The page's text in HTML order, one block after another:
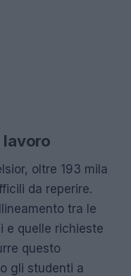
lavoro
oltre 193 mila
da reperire.
tra le
e quelle richieste
questo
gli studenti a